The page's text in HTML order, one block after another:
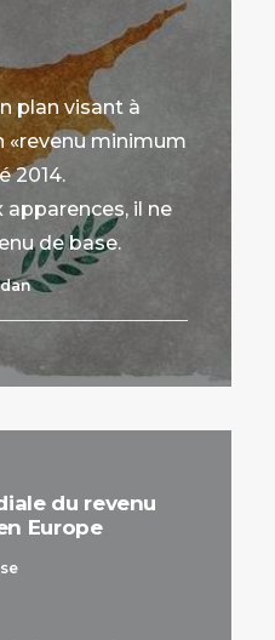
plan visant à
«revenu minimum
2014.
il ne
de base.
du revenu
Europe